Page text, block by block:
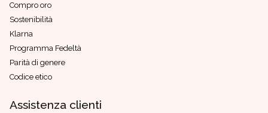
Compro oro
Sostenibilità
Klarna
Programma Fedeltà
Parità di genere
Codice etico
Assistenza clienti